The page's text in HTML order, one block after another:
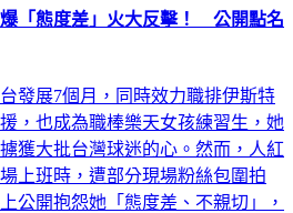
「態度差」火大反擊！ 公開點名
發展7個月，同時效力職排伊斯特
，也成為職棒樂天女孩練習生，她
獲大批台灣球迷的心。然而，人紅
上班時，遭部分現場粉絲包圍拍
公開抱怨她「態度差、不親切」，